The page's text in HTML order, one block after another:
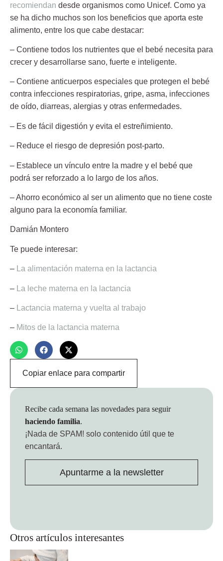
recomiendan desde organismos como Unicef. Como ya
se ha dicho muchos son los beneficios que aporta este
alimento, entre los que cabe destacar:
– Contiene todos los nutrientes que el bebé necesita para
crecer y desarrollarse sano, fuerte e inteligente.
– Contiene anticuerpos especiales que protegen el bebé
contra infecciones respiratorias, gripe, asma, infecciones
de oído, diarreas, alergias y otras enfermedades.
– Es de fácil digestión y evita el estreñimiento.
– Reduce el riesgo de depresión post-parto.
– Establece un vínculo entre la madre y el bebé que
podrá ser reforzado a lo largo de los años.
– Ahorro económico al ser un alimento que no tiene coste
alguno para la economía familiar.
Damián Montero
Te puede interesar:
– La alimentación materna en la lactancia
– La leche materna en la lactancia
– Lactancia materna y vuelta al trabajo
– Mitos de la lactancia materna
Copiar enlace para compartir
Otros artículos interesantes
Recibe cada semana las novedades para seguir
haciendo familia.
¡Nada de SPAM! solo contenido útil que te
encantará.
Apuntarme a la newsletter